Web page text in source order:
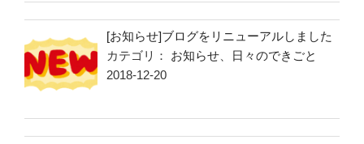
[お知らせ]ブログをリニューアルしました
カテゴリ： お知らせ
日々のできごと
2018-12-20